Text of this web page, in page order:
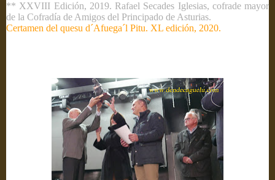
** XXVIII Edición, 2019. Rafael Secades Iglesias, cofrade mayor
de la Cofradía de Amigos del Principado de Asturias.
Certamen del quesu d´Afuega´l Pitu. XL edición, 2020.